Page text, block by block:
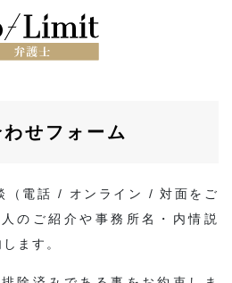
せフォーム
（電話 / オンライン / 対面をご
のご紹介や事務所名・内情説
ます。